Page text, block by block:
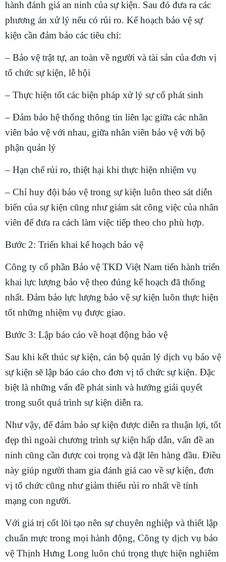
hành đánh giá an ninh của sự kiện. Sau đó đưa ra các
phương án xử lý nếu có rủi ro. Kế hoạch bảo vệ sự
kiện cần đảm bảo các tiêu chí:
– Bảo vệ trật tự, an toàn về người và tài sản của đơn vị
tổ chức sự kiện, lễ hội
– Thực hiện tốt các biện pháp xử lý sự cố phát sinh
– Đảm bảo hệ thống thông tin liên lạc giữa các nhân
viên bảo vệ với nhau, giữa nhân viên bảo vệ với bộ
phận quản lý
– Hạn chế rủi ro, thiệt hại khi thực hiện nhiệm vụ
– Chỉ huy đội bảo vệ trong sự kiện luôn theo sát diễn
biến của sự kiện cũng như giám sát công việc của nhân
viên để đưa ra cách làm việc tiếp theo cho phù hợp.
Bước 2: Triển khai kế hoạch bảo vệ
Công ty cổ phần Bảo vệ TKD Việt Nam tiến hành triển
khai lực lượng bảo vệ theo đúng kế hoạch đã thống
nhất. Đảm bảo lực lượng bảo vệ sự kiện luôn thực hiện
tốt những nhiệm vụ được giao.
Bước 3: Lập báo cáo về hoạt động bảo vệ
Sau khi kết thúc sự kiện, cán bộ quản lý dịch vụ bảo vệ
sự kiện sẽ lập báo cáo cho đơn vị tổ chức sự kiện. Đặc
biệt là những vấn đề phát sinh và hướng giải quyết
trong suốt quá trình sự kiện diễn ra.
Như vậy, để đảm bảo sự kiện được diễn ra thuận lợi, tốt
đẹp thì ngoài chương trình sự kiện hấp dẫn, vấn đề an
ninh cũng cần được coi trọng và đặt lên hàng đầu. Điều
này giúp người tham gia đánh giá cao về sự kiện, đơn
vị tổ chức cũng như giảm thiểu rủi ro nhất về tính
mạng con người.
Với giá trị cốt lõi tạo nên sự chuyên nghiệp và thiết lập
chuẩn mực trong mọi hành động, Công ty dịch vụ bảo
vệ Thịnh Hưng Long luôn chú trọng thực hiện nghiêm